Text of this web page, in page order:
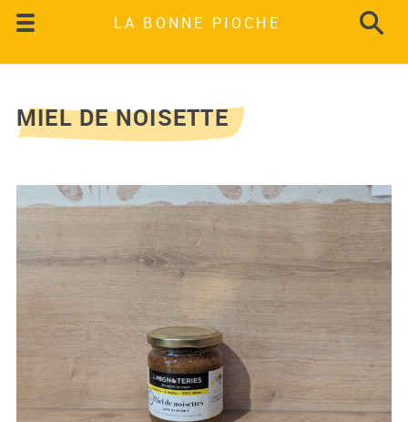
LA BONNE PIOCHE
MIEL DE NOISETTE